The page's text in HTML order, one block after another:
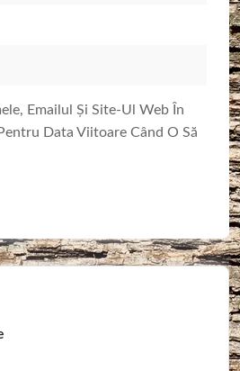
Emailul Și Site-Ul Web În
Data Viitoare Când O Să